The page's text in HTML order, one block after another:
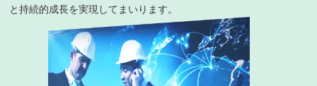
と持続的成長を実現してまいります。